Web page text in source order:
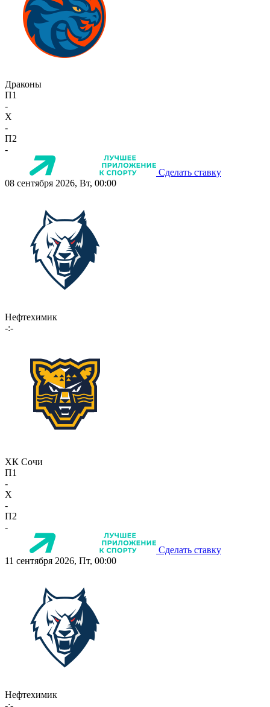
Драконы
П1
-
X
-
П2
-
Сделать ставку
08 сентября 2026, Вт, 00:00
Нефтехимик
-:-
ХК Сочи
П1
-
X
-
П2
-
Сделать ставку
11 сентября 2026, Пт, 00:00
Нефтехимик